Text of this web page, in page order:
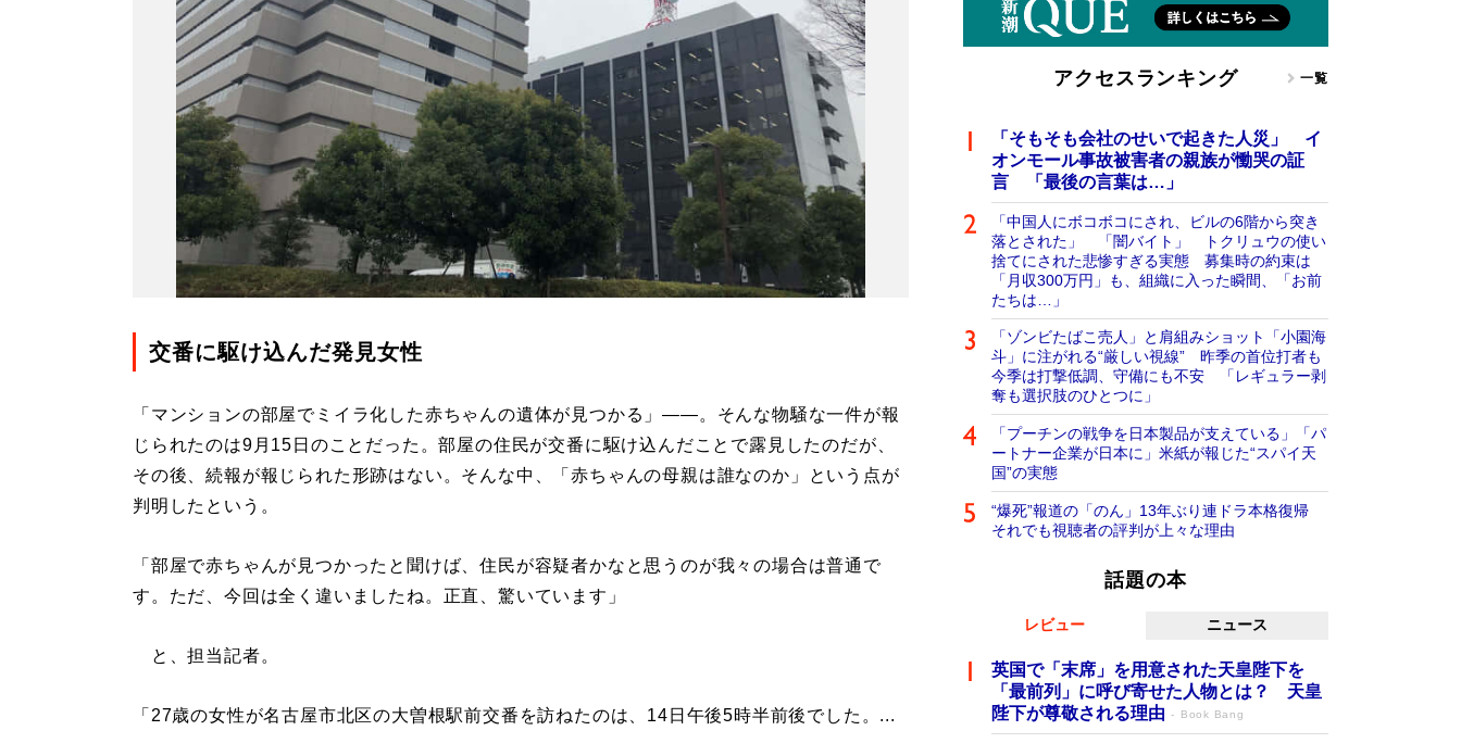
交番に駆け込んだ発見女性
「マンションの部屋でミイラ化した赤ちゃんの遺体が見つかる」――。そんな物騒な一件が報
じられたのは9月15日のことだった。部屋の住民が交番に駆け込んだことで露見したのだが、
その後、続報が報じられた形跡はない。そんな中、「赤ちゃんの母親は誰なのか」という点が
判明したという。
「部屋で赤ちゃんが見つかったと聞けば、住民が容疑者かなと思うのが我々の場合は普通で
す。ただ、今回は全く違いましたね。正直、驚いています」
と、担当記者。
「27歳の女性が名古屋市北区の大曽根駅前交番を訪ねたのは、14日午後5時半前後でした。...
アクセスランキング 一覧
「そもそも会社のせいで起きた人災」 イ
オンモール事故被害者の親族が慟哭の証
言 「最後の言葉は…」
「中国人にボコボコにされ、ビルの6階から突き
落とされた」 「闇バイト」 トクリュウの使い
捨てにされた悲惨すぎる実態 募集時の約束は
「月収300万円」も、組織に入った瞬間、「お前
たちは…」
「ゾンビたばこ売人」と肩組みショット「小園海
斗」に注がれる“厳しい視線” 昨季の首位打者も
今季は打撃低調、守備にも不安 「レギュラー剥
奪も選択肢のひとつに」
「プーチンの戦争を日本製品が支えている」「パ
ートナー企業が日本に」米紙が報じた“スパイ天
国”の実態
“爆死”報道の「のん」13年ぶり連ドラ本格復帰
それでも視聴者の評判が上々な理由
話題の本
レビュー ニュース
英国で「末席」を用意された天皇陛下を
「最前列」に呼び寄せた人物とは？ 天皇
陛下が尊敬される理由
Book Bang